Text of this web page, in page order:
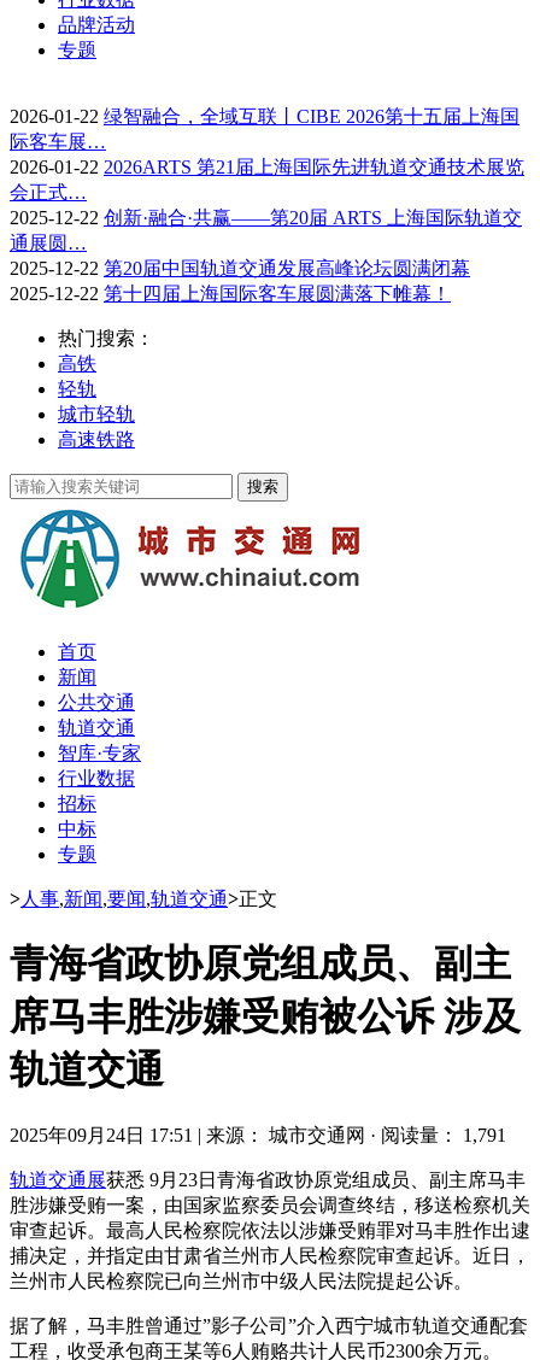
品牌活动
专题
2026-01-22 绿智融合，全域互联丨CIBE 2026第十五届上海国
际客车展…
2026-01-22 2026ARTS 第21届上海国际先进轨道交通技术展览
会正式…
2025-12-22 创新·融合·共赢——第20届 ARTS 上海国际轨道交
通展圆…
2025-12-22 第20届中国轨道交通发展高峰论坛圆满闭幕
2025-12-22 第十四届上海国际客车展圆满落下帷幕！
热门搜索：
高铁
轻轨
城市轻轨
高速铁路
首页
新闻
公共交通
轨道交通
智库·专家
行业数据
招标
中标
专题
>人事,新闻,要闻,轨道交通>正文
青海省政协原党组成员、副主
席马丰胜涉嫌受贿被公诉 涉及
轨道交通
2025年09月24日 17:51 | 来源： 城市交通网 · 阅读量： 1,791
轨道交通展获悉 9月23日青海省政协原党组成员、副主席马丰
胜涉嫌受贿一案，由国家监察委员会调查终结，移送检察机关
审查起诉。最高人民检察院依法以涉嫌受贿罪对马丰胜作出逮
捕决定，并指定由甘肃省兰州市人民检察院审查起诉。近日，
兰州市人民检察院已向兰州市中级人民法院提起公诉。
据了解，马丰胜曾通过”影子公司”介入西宁城市轨道交通配套
工程，收受承包商王某等6人贿赂共计人民币2300余万元。